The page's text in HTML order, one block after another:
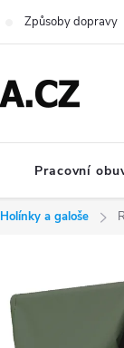
Způsoby dopravy
Pracovní
Holínky a galoše